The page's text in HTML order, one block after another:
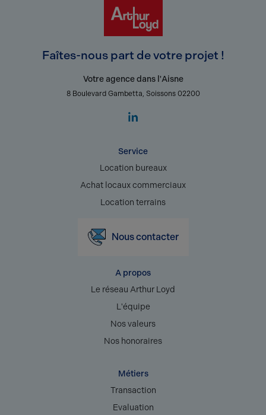
Faîtes-nous part de votre projet !
Votre agence dans l'Aisne
8 Boulevard Gambetta, Soissons 02200
Service
Location bureaux
Achat locaux commerciaux
Location terrains
Nous contacter
A propos
Le réseau Arthur Loyd
L'équipe
Nos valeurs
Nos honoraires
Métiers
Transaction
Evaluation